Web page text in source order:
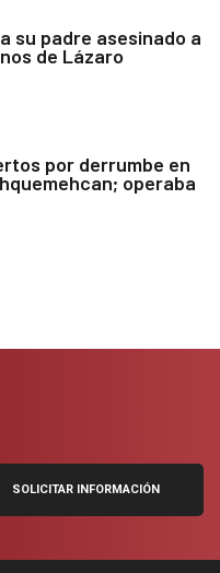
su padre asesinado a
de Lázaro
por derrumbe en
operaba